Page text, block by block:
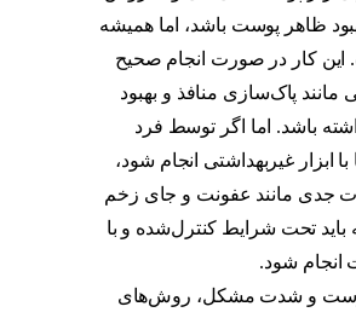
ظاهر پوست باشد، اما همیشه
کار در صورت انجام صحیح
مانند پاک‌سازی منافذ و بهبود
باشد. اما اگر توسط فرد
ابزار غیربهداشتی انجام شود،
جدی مانند عفونت و جای زخم
باید تحت شرایط کنترل‌شده و با
انجام شود.
پوست و شدت مشکل، روش‌های